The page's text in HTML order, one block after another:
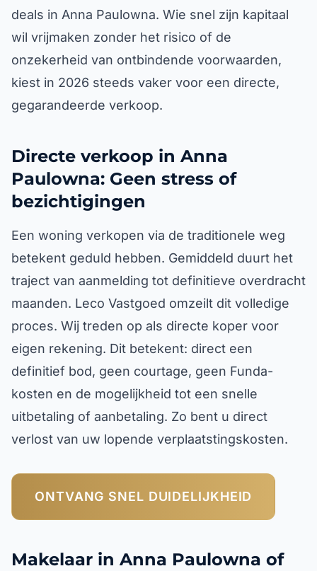
deals in Anna Paulowna. Wie snel zijn kapitaal
wil vrijmaken zonder het risico of de
onzekerheid van ontbindende voorwaarden,
kiest in 2026 steeds vaker voor een directe,
gegarandeerde verkoop.
Directe verkoop in Anna
Paulowna: Geen stress of
bezichtigingen
Een woning verkopen via de traditionele weg
betekent geduld hebben. Gemiddeld duurt het
traject van aanmelding tot definitieve overdracht
maanden. Leco Vastgoed omzeilt dit volledige
proces. Wij treden op als directe koper voor
eigen rekening. Dit betekent: direct een
definitief bod, geen courtage, geen Funda-
kosten en de mogelijkheid tot een snelle
uitbetaling of aanbetaling. Zo bent u direct
verlost van uw lopende verplaatstingskosten.
ONTVANG SNEL DUIDELIJKHEID
Makelaar in Anna Paulowna of